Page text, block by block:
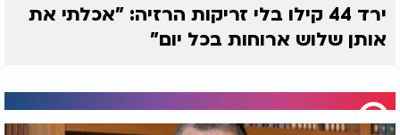
ירד 44 קילו בלי זריקות הרזיה: "אכלתי את
אותן שלוש ארוחות בכל יום"